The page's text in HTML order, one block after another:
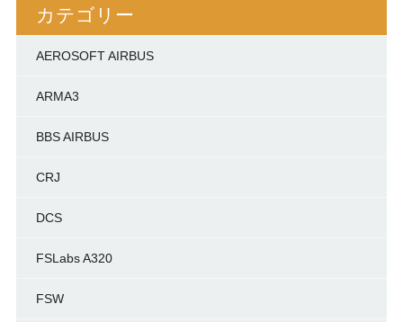
カテゴリー
AEROSOFT AIRBUS
ARMA3
BBS AIRBUS
CRJ
DCS
FSLabs A320
FSW